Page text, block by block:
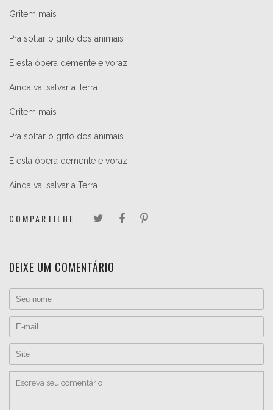
Gritem mais
Pra soltar o grito dos animais
E esta ópera demente e voraz
Ainda vai salvar a Terra
Gritem mais
Pra soltar o grito dos animais
E esta ópera demente e voraz
Ainda vai salvar a Terra
COMPARTILHE:
DEIXE UM COMENTÁRIO